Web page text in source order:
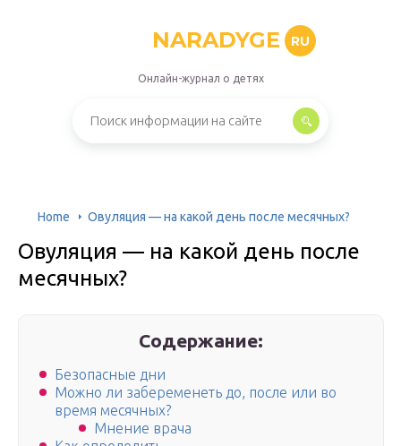
NARADYGE RU
Онлайн-журнал о детях
Home Овуляция — на какой день после месячных?
Овуляция — на какой день после
месячных?
Содержание:
Безопасные дни
Можно ли забеременеть до, после или во
время месячных?
Мнение врача